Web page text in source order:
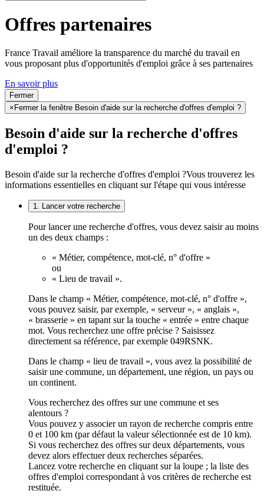
Offres partenaires
France Travail améliore la transparence du marché du travail en
vous proposant plus d'opportunités d'emploi grâce à ses partenaires
En savoir plus
Fermer
× Fermer la fenêtre Besoin d'aide sur la recherche d'offres d'emploi ?
Besoin d'aide sur la recherche d'offres
d'emploi ?
Besoin d'aide sur la recherche d'offres d'emploi ?Vous trouverez les
informations essentielles en cliquant sur l'étape qui vous intéresse
1. Lancer votre recherche
Pour lancer une recherche d'offres, vous devez saisir au moins
un des deux champs :
« Métier, compétence, mot-clé, n° d'offre »
ou
« Lieu de travail ».
Dans le champ « Métier, compétence, mot-clé, n° d'offre »,
vous pouvez saisir, par exemple, « serveur », « anglais »,
« brasserie » en tapant sur la touche « entrée » entre chaque
mot. Vous recherchez une offre précise ? Saisissez
directement sa référence, par exemple 049RSNK.
Dans le champ « lieu de travail », vous avez la possibilité de
saisir une commune, un département, une région, un pays ou
un continent.
Vous recherchez des offres sur une commune et ses
alentours ?
Vous pouvez y associer un rayon de recherche compris entre
0 et 100 km (par défaut la valeur sélectionnée est de 10 km).
Si vous recherchez des offres sur deux départements, vous
devez alors effectuer deux recherches séparées.
Lancez votre recherche en cliquant sur la loupe ; la liste des
offres d'emploi correspondant à vos critères de recherche est
restituée.